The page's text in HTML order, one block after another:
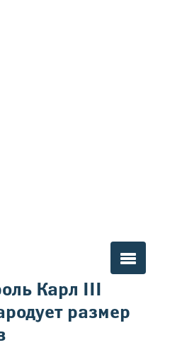
Карл III
размер